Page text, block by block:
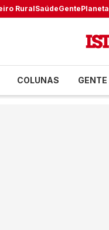
RuralSaúdeGentePlaneta
COLUNAS GENTE